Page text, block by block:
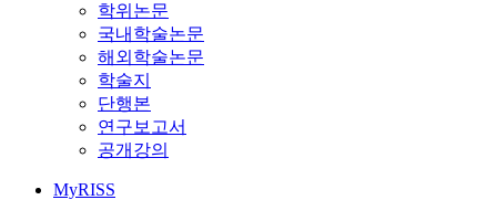
학위논문
국내학술논문
해외학술논문
학술지
단행본
연구보고서
공개강의
MyRISS